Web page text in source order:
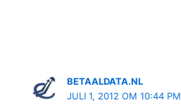
BETAALDATA.NL
JULI 1, 2012 OM 10:44 PM